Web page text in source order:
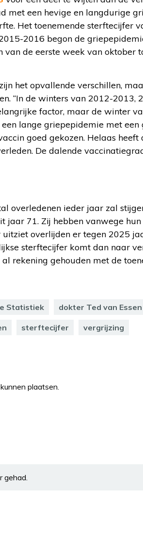
met een hevige en langdurige
Het toenemende sterftecijfer
2016 begon de
de eerste week van oktober
het opvallende verschillen,
“In de winters van 2012-2013,
factor, maar de winter
lange griepepidemie met
goed gekozen. Helaas
De dalende
overledenen ieder jaar zal
jaar 71. Zij hebben vanwege
uitziet overlijden er tegen 2025
sterftecijfer komt dan naar
rekening gehouden met de
Statistiek dokter Ted van Essen
sterftecijfer vergrijzing
plaatsen.
gehad.